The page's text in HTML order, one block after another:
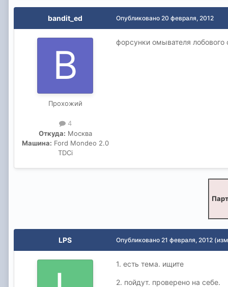
bandit_ed
Прохожий
4
Откуда: Москва
Машина: Ford Mondeo 2.0
TDCi
Опубликовано 20 февраля, 2012
форсунки омывателя лобового
LPS Опубликовано 21 февраля, 2012
1. есть тема. ищите
2. пойдут. проверено на себе.